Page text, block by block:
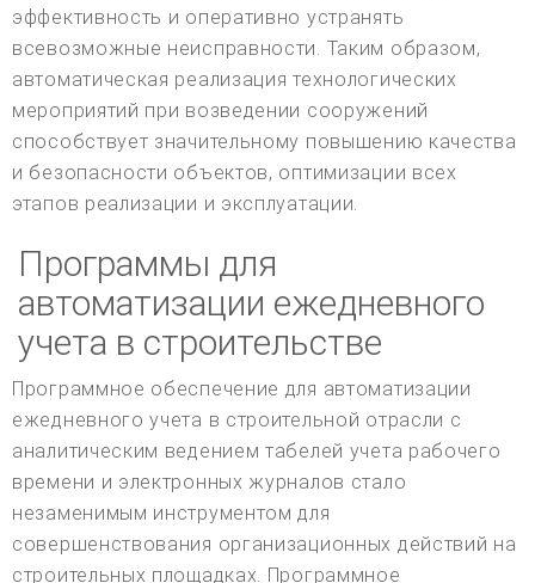
эффективность и оперативно устранять
всевозможные неисправности. Таким образом,
автоматическая реализация технологических
мероприятий при возведении сооружений
способствует значительному повышению качества
и безопасности объектов, оптимизации всех
этапов реализации и эксплуатации.
Программы для
автоматизации ежедневного
учета в строительстве
Программное обеспечение для автоматизации
ежедневного учета в строительной отрасли с
аналитическим ведением табелей учета рабочего
времени и электронных журналов стало
незаменимым инструментом для
совершенствования организационных действий на
строительных площадках. Программное